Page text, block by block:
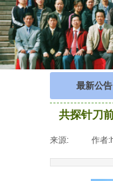
学研究院 云南学术部成
最新公告
共探针刀
来源: 作者: